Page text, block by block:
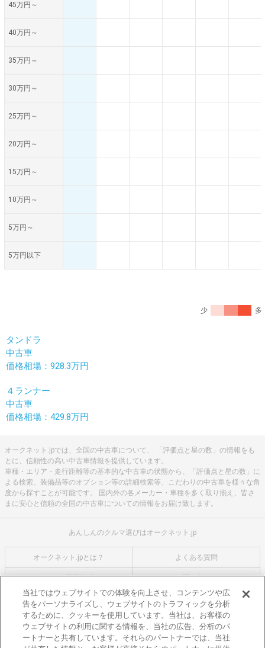
45万円～
40万円～
35万円～
30万円～
25万円～
20万円～
15万円～
10万円～
5万円～
5万円以下
少 多
タンドラ
中古車
価格相場：928.3万円
４ランナー
中古車
価格相場：429.8万円
オークネット.jpでは、全国の中古車について、 「評価点と星の数」の情報をも
とに、信頼性の高い中古車情報を提供しています。
車種・エリア・走行距離等の基本的な中古車の状態から、「評価点と星の数」に
よる検索、装備品等のオプション等の詳細検索等、こだわりの中古車を様々な角
度から探すことが可能です。 国内外の各メーカー・車種を多く取り揃え、皆さ
まに安心と信頼の全国の中古車についての情報をお届け致します。
あんしんのクルマ選びはオークネット.jp
オークネット.jpとは？ よくある質問
中古車用語説明 お問い合わせ
サイトマップ 会社概要
利用規約 プライバシーポリシー
クッキーポリシー 利用者情報の外部送信について
当社ではウェブサイトでの体験を向上させ、コンテンツや広
告をパーソナライズし、ウェブサイトのトラフィックを分析
するために、クッキーを使用しています。当社は、お客様の
ウェブサイトの利用に関する情報を、当社の広告、分析のパ
ートナーと共有しています。それらのパートナーでは、当社